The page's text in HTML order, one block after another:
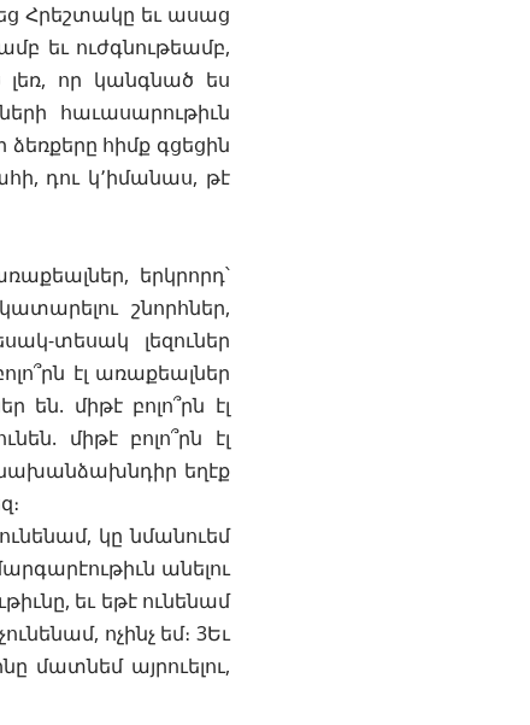
Հրեշտակը եւ ասաց
եւ ուժգնութեամբ,
լեռ, որ կանգնած ես
հաւասարութիւն
հիմք գցեցին
դու կ՚իմանաս, թէ
երկրորդ՝
շնորհներ,
տեսակ լեզուներ
էլ առաքեալներ
են. միթէ բոլո՞րն էլ
միթէ բոլո՞րն էլ
նախանձախնդիր եղէք
կը նմանուեմ
անելու
եւ եթէ ունենամ
ոչինչ եմ։ 3Եւ
մատնեմ այրուելու,